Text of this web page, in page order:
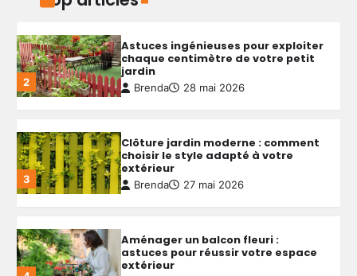
3
Clôture jardin moderne : comment
choisir le style adapté à votre
extérieur
Brenda 27 mai 2026
4
Aménager un balcon fleuri :
astuces pour réussir votre espace
extérieur
Brenda 5 mai 2026
Créer une allée de jardin
économique : astuces pour allier
budget serré et qualité durable